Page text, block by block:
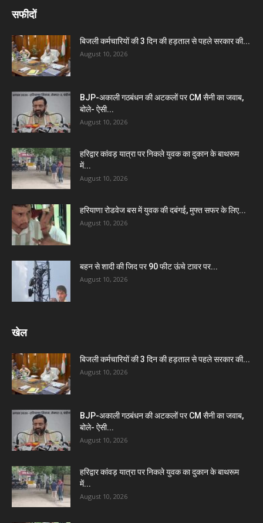
सफीदों
बिजली कर्मचारियों की 3 दिन की हड़ताल से पहले सरकार की...
August 10, 2026
BJP-अकाली गठबंधन की अटकलों पर CM सैनी का जवाब,
बोले- ऐसी...
August 10, 2026
हरिद्वार कांवड़ यात्रा पर निकले युवक का दुकान के बाथरूम
में...
August 10, 2026
हरियाणा रोडवेज बस में युवक की दबंगई, मुफ्त सफर के लिए...
August 10, 2026
बहन से शादी की जिद पर 90 फीट ऊंचे टावर पर...
August 10, 2026
खेल
बिजली कर्मचारियों की 3 दिन की हड़ताल से पहले सरकार की...
August 10, 2026
BJP-अकाली गठबंधन की अटकलों पर CM सैनी का जवाब,
बोले- ऐसी...
August 10, 2026
हरिद्वार कांवड़ यात्रा पर निकले युवक का दुकान के बाथरूम
में...
August 10, 2026